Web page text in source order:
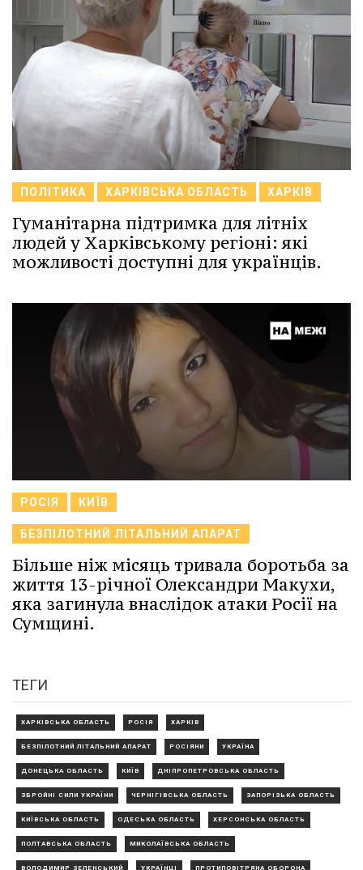
ПОЛІТИКА ХАРКІВСЬКА ОБЛАСТЬ ХАРКІВ
Гуманітарна підтримка для літніх
людей у Харківському регіоні: які
можливості доступні для українців.
РОСІЯ КИЇВ
БЕЗПІЛОТНИЙ ЛІТАЛЬНИЙ АПАРАТ
Більше ніж місяць тривала боротьба за
життя 13-річної Олександри Макухи,
яка загинула внаслідок атаки Росії на
Сумщині.
ТЕГИ
ХАРКІВСЬКА ОБЛАСТЬ РОСІЯ ХАРКІВ
БЕЗПІЛОТНИЙ ЛІТАЛЬНИЙ АПАРАТ РОСІЯНИ УКРАЇНА
ДОНЕЦЬКА ОБЛАСТЬ КИЇВ ДНІПРОПЕТРОВСЬКА ОБЛАСТЬ
ЗБРОЙНІ СИЛИ УКРАЇНИ ЧЕРНІГІВСЬКА ОБЛАСТЬ ЗАПОРІЗЬКА ОБЛАСТЬ
КИЇВСЬКА ОБЛАСТЬ ОДЕСЬКА ОБЛАСТЬ ХЕРСОНСЬКА ОБЛАСТЬ
ПОЛТАВСЬКА ОБЛАСТЬ МИКОЛАЇВСЬКА ОБЛАСТЬ
ВОЛОДИМИР ЗЕЛЕНСЬКИЙ УКРАЇНЦІ ПРОТИПОВІТРЯНА ОБОРОНА